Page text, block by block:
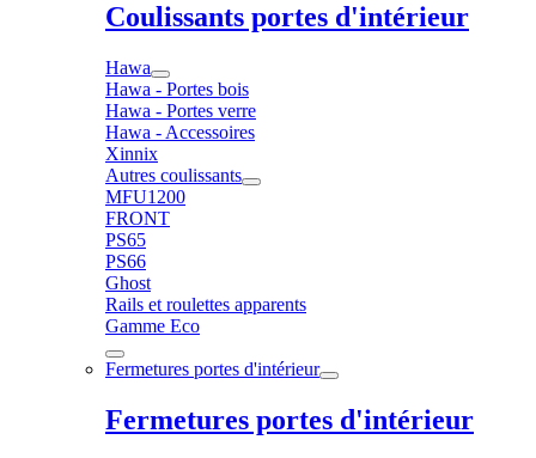
Coulissants portes d'intérieur
Hawa
Hawa - Portes bois
Hawa - Portes verre
Hawa - Accessoires
Xinnix
Autres coulissants
MFU1200
FRONT
PS65
PS66
Ghost
Rails et roulettes apparents
Gamme Eco
Fermetures portes d'intérieur
Fermetures portes d'intérieur